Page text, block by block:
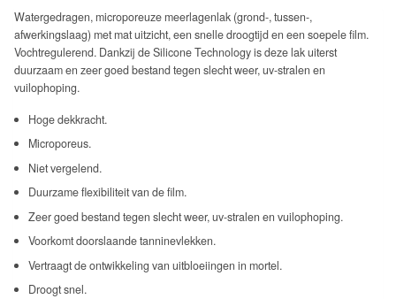
Watergedragen, microporeuze meerlagenlak (grond-, tussen-,
afwerkingslaag) met mat uitzicht, een snelle droogtijd en een soepele film.
Vochtregulerend. Dankzij de Silicone Technology is deze lak uiterst
duurzaam en zeer goed bestand tegen slecht weer, uv-stralen en
vuilophoping.
Hoge dekkracht.
Microporeus.
Niet vergelend.
Duurzame flexibiliteit van de film.
Zeer goed bestand tegen slecht weer, uv-stralen en vuilophoping.
Voorkomt doorslaande tanninevlekken.
Vertraagt de ontwikkeling van uitbloeiingen in mortel.
Droogt snel.